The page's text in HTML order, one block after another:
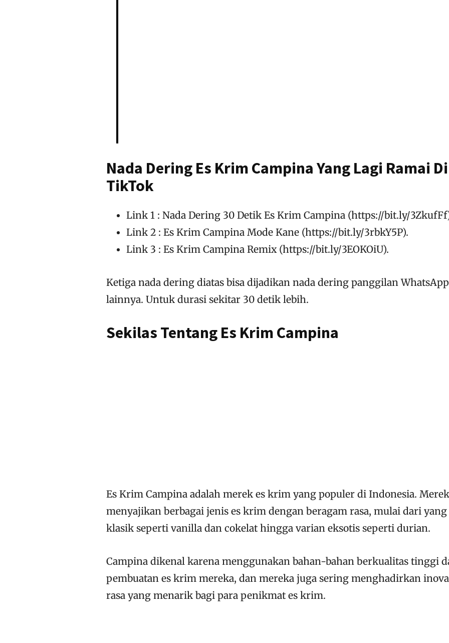
Nada Dering Es Krim Campina Yang Lagi Ramai Di
TikTok
Link 1 : Nada Dering 30 Detik Es Krim Campina (https://bit.ly/
Link 2 : Es Krim Campina Mode Kane (https://bit.ly/3rbkY5P).
Link 3 : Es Krim Campina Remix (https://bit.ly/3EOKOiU).
Ketiga nada dering diatas bisa dijadikan nada dering panggilan
lainnya. Untuk durasi sekitar 30 detik lebih.
Sekilas Tentang Es Krim Campina
Es Krim Campina adalah merek es krim yang populer di Indonesia.
menyajikan berbagai jenis es krim dengan beragam rasa, mulai dari yang
klasik seperti vanilla dan cokelat hingga varian eksotis seperti durian.
Campina dikenal karena menggunakan bahan-bahan berkualitas tinggi
pembuatan es krim mereka, dan mereka juga sering menghadirkan
rasa yang menarik bagi para penikmat es krim.